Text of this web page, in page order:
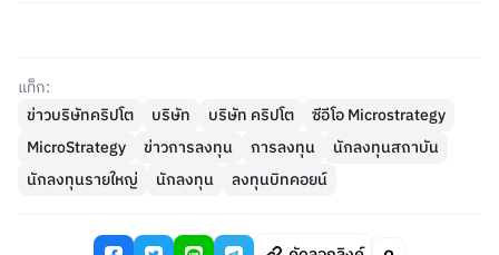
แท็ก:
ข่าวบริษัทคริปโต
บริษัท บริษัท คริปโต
ซีอีโอ Microstrategy
MicroStrategy
ข่าวการลงทุน การลงทุน
นักลงทุนสถาบัน
นักลงทุนรายใหญ่
นักลงทุน ลงทุนบิทคอยน์